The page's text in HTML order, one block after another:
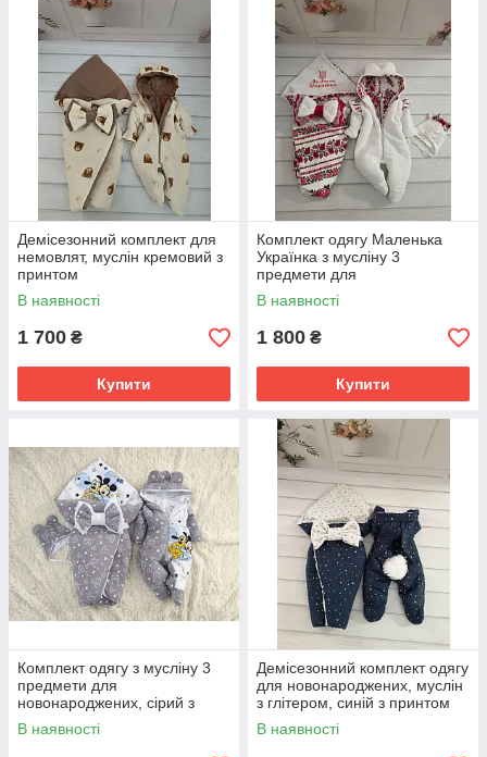
Демісезонний комплект для
немовлят, муслін кремовий з
принтом
В наявності
1 700 ₴
Купити
Комплект одягу Маленька
Українка з мусліну 3
предмети для
новонароджених, принт
вишиванка
В наявності
1 800 ₴
Купити
Комплект одягу з мусліну 3
предмети для
новонароджених, сірий з
принтом Міккі та Плуто
В наявності
Демісезонний комплект одягу
для новонароджених, муслін
з глітером, синій з принтом
зірки
В наявності